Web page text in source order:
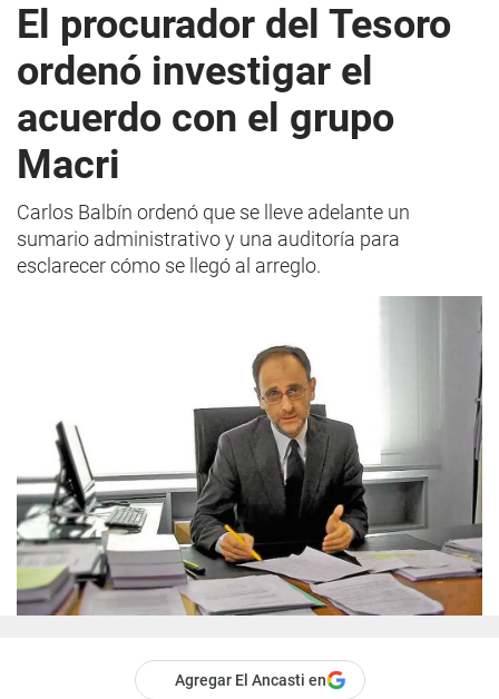
El procurador del Tesoro
ordenó investigar el
acuerdo con el grupo
Macri
Carlos Balbín ordenó que se lleve adelante un
sumario administrativo y una auditoría para
esclarecer cómo se llegó al arreglo.
Agregar El Ancasti en